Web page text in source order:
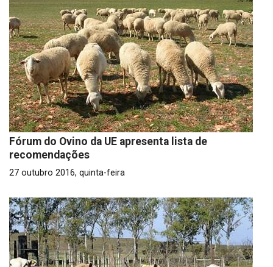
Fórum do Ovino da UE apresenta lista de
recomendações
27 outubro 2016, quinta-feira